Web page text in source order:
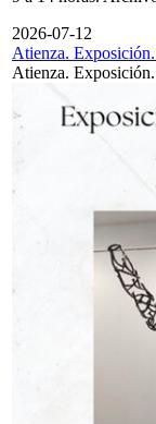
2026-07-12
Atienza.
Atienza.